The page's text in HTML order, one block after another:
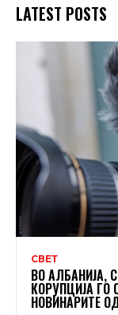
LATEST POSTS
СВЕТ
ВО АЛБАНИЈА,
КОРУПЦИЈА ГО
НОВИНАРИТЕ